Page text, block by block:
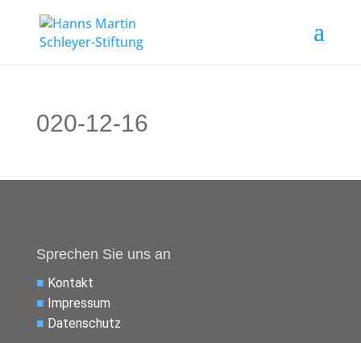
020-12-16
Sprechen Sie uns an
■ Kontakt
■ Impressum
■ Datenschutz